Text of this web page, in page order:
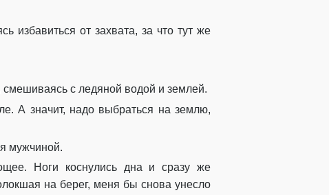
избавиться от захвата, за что тут же
смешиваясь с ледяной водой и землей.
А значит, надо выбраться на землю,
мужчиной.
Ноги коснулись дна и сразу же
на берег, меня бы снова унесло